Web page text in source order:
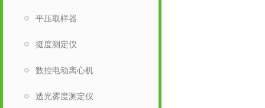
平压取样器
挺度测定仪
数控电动离心机
透光雾度测定仪